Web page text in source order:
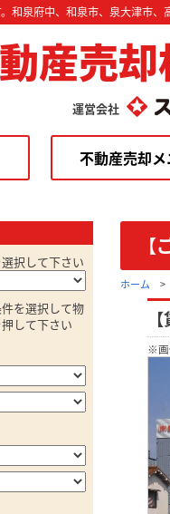
和泉府中、和泉市、泉大津市
産売
運営会社
不動産売却
ホーム >
※画
択して下さい
を選択して物
して下さい